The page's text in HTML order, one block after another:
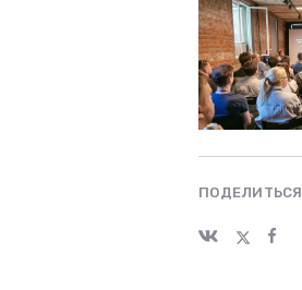
ПОДЕЛИТЬСЯ